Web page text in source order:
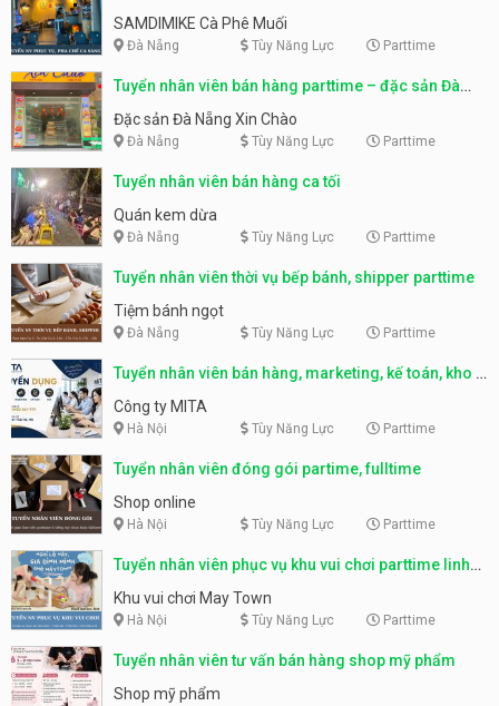
SAMDIMIKE Cà Phê Muối
Đà Nẵng Tùy Năng Lực Parttime
Tuyển nhân viên bán hàng parttime – đặc sản Đà
Nẵng
Đặc sản Đà Nẵng Xin Chào
Đà Nẵng Tùy Năng Lực Parttime
Tuyển nhân viên bán hàng ca tối
Quán kem dừa
Đà Nẵng Tùy Năng Lực Parttime
Tuyển nhân viên thời vụ bếp bánh, shipper parttime
Tiệm bánh ngọt
Đà Nẵng Tùy Năng Lực Parttime
Tuyển nhân viên bán hàng, marketing, kế toán, kho –
parttime, fulltime
Công ty MITA
Hà Nội Tùy Năng Lực Parttime
Tuyển nhân viên đóng gói partime, fulltime
Shop online
Hà Nội Tùy Năng Lực Parttime
Tuyển nhân viên phục vụ khu vui chơi parttime linh
động
Khu vui chơi May Town
Hà Nội Tùy Năng Lực Parttime
Tuyển nhân viên tư vấn bán hàng shop mỹ phẩm
Shop mỹ phẩm